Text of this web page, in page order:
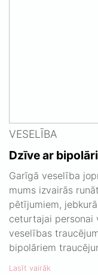
VESELĪBA
Dzīve ar
Garīgā veselība
mums izvairās
pētījumiem,
ceturtajai personai
veselības
bipolāriem
Lasīt vairāk